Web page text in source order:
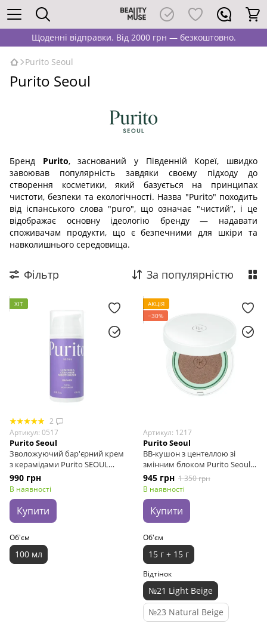
Щоденні відправки. Від 2000 грн — безкоштовно.
Purito Seoul
Purito Seoul
Бренд Purito, заснований у Південній Кореї, швидко
завоював популярність завдяки своєму підходу до
створення косметики, який базується на принципах
чистоти, безпеки та екологічності. Назва "Purito" походить
від іспанського слова "puro", що означає "чистий", і це
відображає основну ідеологію бренду — надавати
споживачам продукти, що є безпечними для шкіри та
навколишнього середовища.
Фільтр За популярністю
ХІТ
2
Артикул: 0517
Purito Seoul
Зволожуючий бар'єрний крем
з керамідами Purito SEOUL
Luminous Ceramide
Moisturizer, 100 мл
990 грн
В наявності
Купити
Об'єм
100 мл
АКЦІЯ
−30%
Артикул: 1217
Purito Seoul
BB-кушон з центеллою зі
змінним блоком Purito Seoul
Wonder Releaf Centella BB
Cushion #21 Light Beige, 15 г +
15 г
945 грн 1 350 грн
В наявності
Купити
Об'єм
15 г + 15 г
Відтінок
№21 Light Beige
№23 Natural Beige